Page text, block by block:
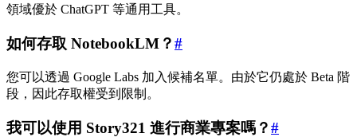
領域優於 ChatGPT 等通用工具。
如何存取 NotebookLM？#
您可以透過 Google Labs 加入候補名單。由於它仍處於 Beta 階
段，因此存取權受到限制。
我可以使用 Story321 進行商業專案嗎？#